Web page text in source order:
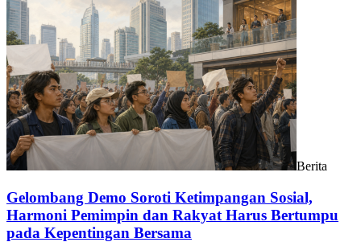
Berita
Gelombang Demo Soroti Ketimpangan Sosial,
Harmoni Pemimpin dan Rakyat Harus Bertumpu
pada Kepentingan Bersama